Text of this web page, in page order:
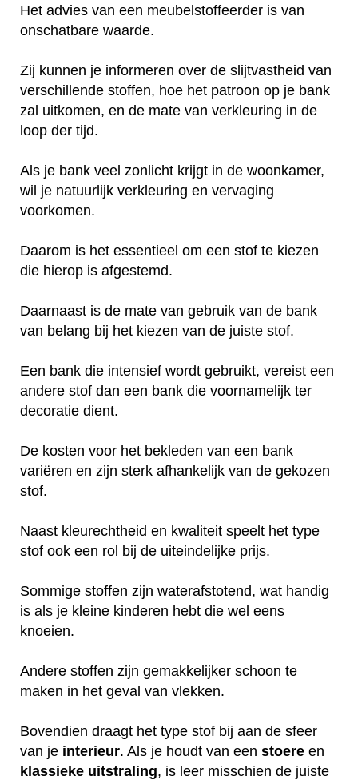
Het advies van een meubelstoffeerder is van
onschatbare waarde.
Zij kunnen je informeren over de slijtvastheid van
verschillende stoffen, hoe het patroon op je bank
zal uitkomen, en de mate van verkleuring in de
loop der tijd.
Als je bank veel zonlicht krijgt in de woonkamer,
wil je natuurlijk verkleuring en vervaging
voorkomen.
Daarom is het essentieel om een stof te kiezen
die hierop is afgestemd.
Daarnaast is de mate van gebruik van de bank
van belang bij het kiezen van de juiste stof.
Een bank die intensief wordt gebruikt, vereist een
andere stof dan een bank die voornamelijk ter
decoratie dient.
De kosten voor het bekleden van een bank
variëren en zijn sterk afhankelijk van de gekozen
stof.
Naast kleurechtheid en kwaliteit speelt het type
stof ook een rol bij de uiteindelijke prijs.
Sommige stoffen zijn waterafstotend, wat handig
is als je kleine kinderen hebt die wel eens
knoeien.
Andere stoffen zijn gemakkelijker schoon te
maken in het geval van vlekken.
Bovendien draagt het type stof bij aan de sfeer
van je interieur. Als je houdt van een stoere en
klassieke uitstraling, is leer misschien de juiste